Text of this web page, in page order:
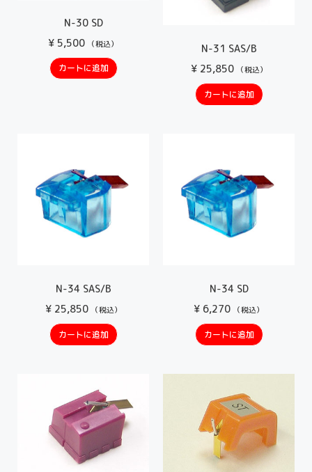
N-30 SD
¥ 5,500 （税込）
カートに追加
N-31 SAS/B
¥25,850 （税込）
カートに追加
N-34 SAS/B
¥25,850 （税込）
カートに追加
N-34 SD
¥ 6,270 （税込）
カートに追加